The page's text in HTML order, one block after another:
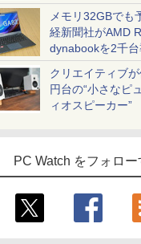
一気に聴く
メモリ32GBでも
経新聞社がAMD
dynabookを2千台
クリエイティブ
円台の“小さなピ
ィオスピーカー”
PC Watch をフォロー